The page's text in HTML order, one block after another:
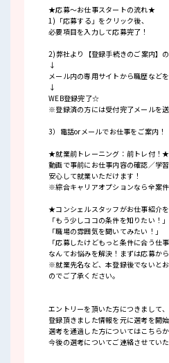
★応募～お仕事スタートの流れ★
1)「応募する」をクリック後、
必要項目を入力して応募完了！
2)弊社より【登録手続きのご案内】
↓
メール内の専用サイトから職歴など
↓
WEB登録完了☆
※登録済の方には受付完了メールを
3）電話orメールでお仕事をご案内！
★就業前トレーニング：前トレ付！★
動画で事前にお仕事内容の確認／学
安心して就業いただけます！
※綜合キャリアオプションなら全案
★コンシェルスタッフがお仕事紹介
「もう少しココの条件を知りたい！」
「職場の雰囲気を聞いてみたい！」
「応募したけどもっと条件に合う仕
なんてお悩みを解決！まずは応募か
※就業先名など、本登録後でないと
のでご了承ください。
エントリーを頂いた方につきまして、
登録頂きました情報を元に選考を開始
選考を通過した方についてはこちら
今後の選考についてご連絡させていた